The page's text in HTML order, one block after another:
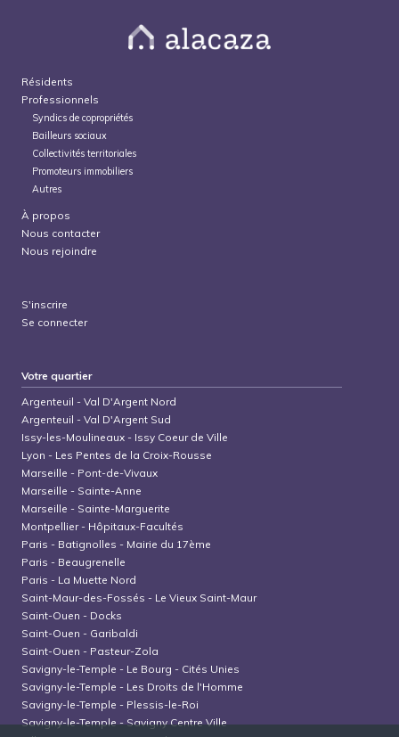
Résidents
Professionnels
Syndics de copropriétés
Bailleurs sociaux
Collectivités territoriales
Promoteurs immobiliers
Autres
À propos
Nous contacter
Nous rejoindre
S'inscrire
Se connecter
Votre quartier
Argenteuil -Val D'Argent Nord
Argenteuil -Val D'Argent Sud
Issy-les-Moulineaux - Issy Coeur de Ville
Lyon - Les Pentes de la Croix-Rousse
Marseille - Pont-de-Vivaux
Marseille - Sainte-Anne
Marseille - Sainte-Marguerite
Montpellier- Hôpitaux-Facultés
Paris - Batignolles - Mairie du 17ème
Paris - Beaugrenelle
Paris - La Muette Nord
Saint-Maur-des-Fossés - Le Vieux Saint-Maur
Saint-Ouen - Docks
Saint-Ouen - Garibaldi
Saint-Ouen - Pasteur-Zola
Savigny-le-Temple - Le Bourg - Cités Unies
Savigny-le-Temple - Les Droits de l'Homme
Savigny-le-Temple - Plessis-le-Roi
Savigny-le-Temple-Savigny Centre Ville